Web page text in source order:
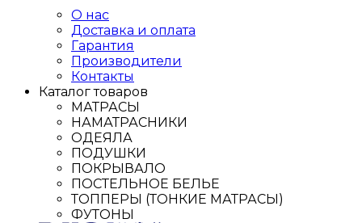
О нас
Доставка и оплата
Гарантия
Производители
Контакты
Каталог товаров
МАТРАСЫ
НАМАТРАСНИКИ
ОДЕЯЛА
ПОДУШКИ
ПОКРЫВАЛО
ПОСТЕЛЬНОЕ БЕЛЬЕ
ТОППЕРЫ (ТОНКИЕ МАТРАСЫ)
ФУТОНЫ